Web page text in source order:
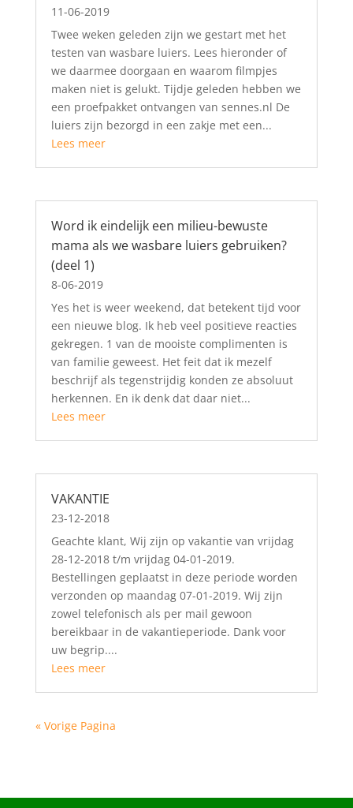
11-06-2019
​Twee weken geleden zijn we gestart met het
testen van wasbare luiers. Lees hieronder of
we daarmee doorgaan en waarom filmpjes
maken niet is gelukt. Tijdje geleden hebben we
een proefpakket ontvangen van sennes.nl De
luiers zijn bezorgd in een zakje met een...
Lees meer
Word ik eindelijk een milieu-bewuste
mama als we wasbare luiers gebruiken?
(deel 1)
8-06-2019
Yes het is weer weekend, dat betekent tijd voor
een nieuwe blog. Ik heb veel positieve reacties
gekregen. 1 van de mooiste complimenten is
van familie geweest. Het feit dat ik mezelf
beschrijf als tegenstrijdig konden ze absoluut
herkennen. En ik denk dat daar niet...
Lees meer
VAKANTIE
23-12-2018
Geachte klant, Wij zijn op vakantie van vrijdag
28-12-2018 t/m vrijdag 04-01-2019.
Bestellingen geplaatst in deze periode worden
verzonden op maandag 07-01-2019. Wij zijn
zowel telefonisch als per mail gewoon
bereikbaar in de vakantieperiode. Dank voor
uw begrip....
Lees meer
« Vorige Pagina